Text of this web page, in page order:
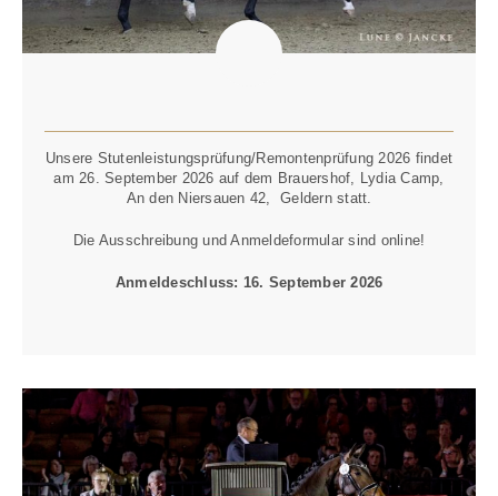
Unsere Stutenleistungsprüfung/Remontenprüfung 2026 findet
am 26. September 2026 auf dem Brauershof, Lydia Camp,
An den Niersauen 42, Geldern statt.
Die Ausschreibung und Anmeldeformular sind online!
Anmeldeschluss: 16. September 2026